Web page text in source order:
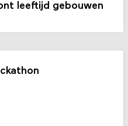
leeftijd gebouwen